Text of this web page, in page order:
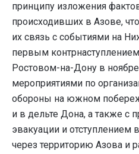
принципу изложения
происходивших в Азове,
их связь с событиями на
первым
Ростовом-на-Дону в ноябре
мероприятиями по
обороны на южном
и в дельте Дона, а также с
эвакуации и
через территорию Азова и